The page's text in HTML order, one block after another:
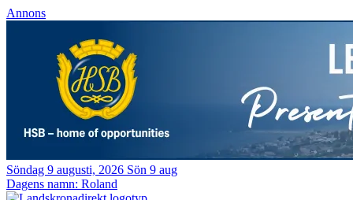
Annons
Söndag 9 augusti, 2026 Sön 9 aug
Dagens namn: Roland